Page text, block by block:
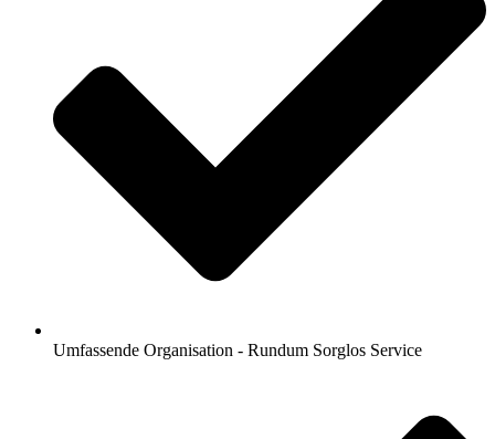
Umfassende Organisation - Rundum Sorglos Service